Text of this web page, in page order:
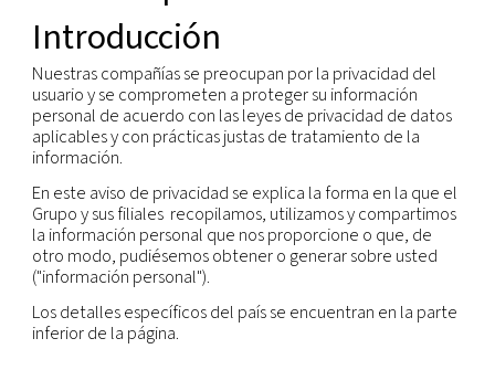
Aviso de privacidad
Introducción
Nuestras compañías se preocupan por la
usuario y se comprometen a proteger su
personal de acuerdo con las leyes de privacidad
aplicables y con prácticas justas de tratamiento